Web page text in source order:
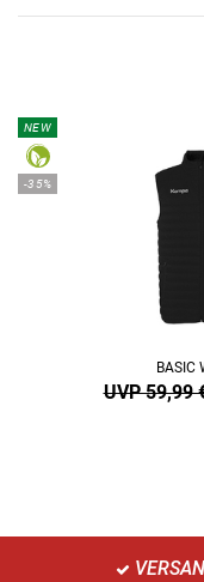
NEW
-35%
BASIC
UVP 59,99